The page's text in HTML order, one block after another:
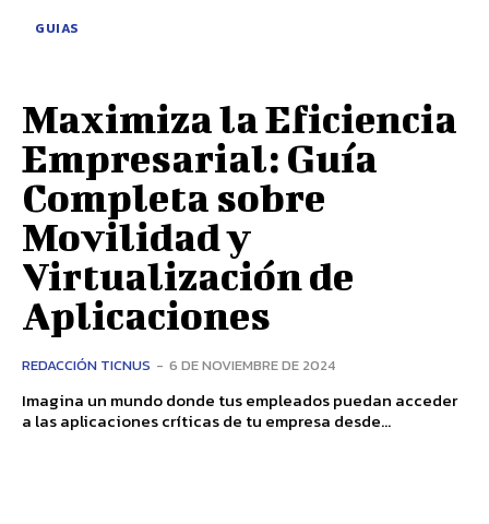
GUIAS
Maximiza la Eficiencia
Empresarial: Guía
Completa sobre
Movilidad y
Virtualización de
Aplicaciones
REDACCIÓN TICNUS - 6 DE NOVIEMBRE DE 2024
Imagina un mundo donde tus empleados puedan acceder
a las aplicaciones críticas de tu empresa desde...